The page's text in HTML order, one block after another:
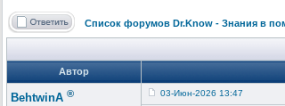
Список форумов Dr.Know - Знания в
Автор
BehtwinA ® 03-Июн-2026 13:47